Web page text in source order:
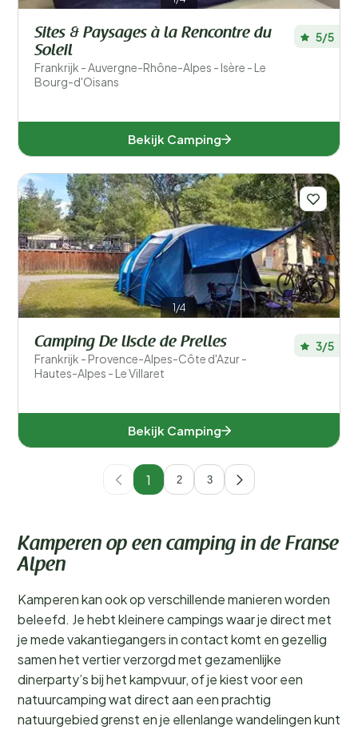
Sites & Paysages à la Rencontre du
Soleil
Frankrijk - Auvergne-Rhône-Alpes - Isère - Le
Bourg-d'Oisans
5/5
Bekijk Camping
1/4
Camping De lIscle de Prelles
Frankrijk - Provence-Alpes-Côte d'Azur -
Hautes-Alpes - Le Villaret
3/5
Bekijk Camping
1 2 3
Kamperen op een camping in de Franse
Alpen
Kamperen kan ook op verschillende manieren worden
beleefd. Je hebt kleinere campings waar je direct met
je mede vakantiegangers in contact komt en gezellig
samen het vertier verzorgd met gezamenlijke
dinerparty’s bij het kampvuur, of je kiest voor een
natuurcamping wat direct aan een prachtig
natuurgebied grenst en je ellenlange wandelingen kunt